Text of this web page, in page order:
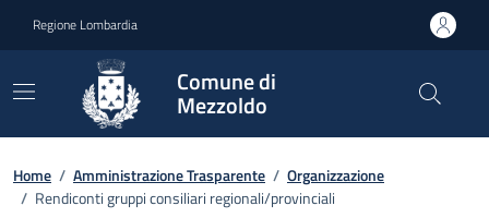
Regione Lombardia
Comune di
Mezzoldo
Home / Amministrazione Trasparente / Organizzazione
/ Rendiconti gruppi consiliari regionali/provinciali